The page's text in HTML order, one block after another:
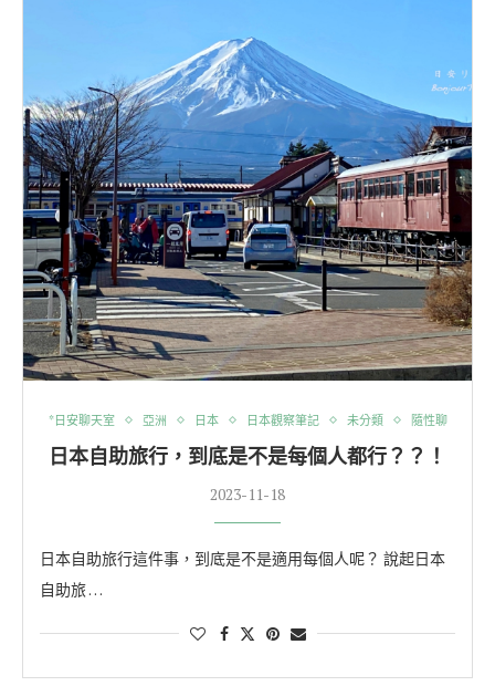
*日安聊天室 亞洲 日本 日本觀察筆記 未分類 隨性聊
日本自助旅行，到底是不是每個人都行？？！
2023-11-18
日本自助旅行這件事，到底是不是適用每個人呢？ 說起日本
自助旅 …